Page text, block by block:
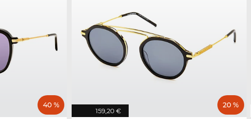
40 %
159,20 €
20 %